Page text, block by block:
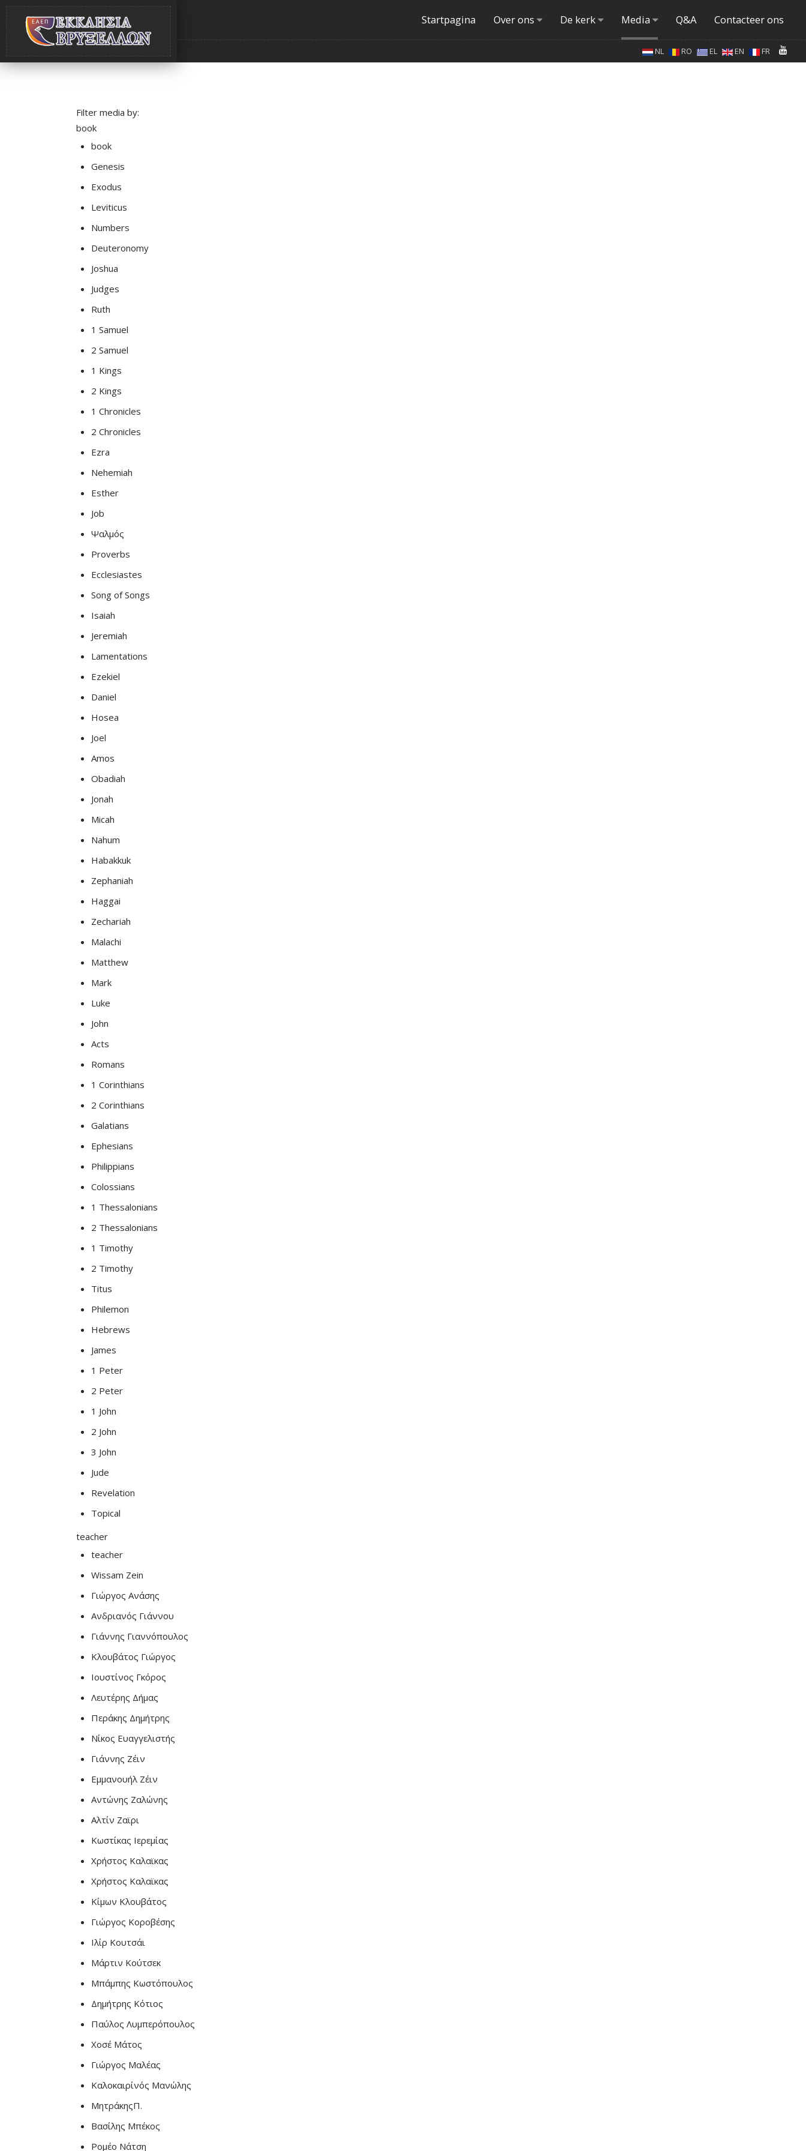
Startpagina Over ons De kerk Media Q&A Contacteer ons
NL RO EL EN FR
Filter media by:
book
book
Genesis
Exodus
Leviticus
Numbers
Deuteronomy
Joshua
Judges
Ruth
1 Samuel
2 Samuel
1 Kings
2 Kings
1 Chronicles
2 Chronicles
Ezra
Nehemiah
Esther
Job
Ψαλμός
Proverbs
Ecclesiastes
Song of Songs
Isaiah
Jeremiah
Lamentations
Ezekiel
Daniel
Hosea
Joel
Amos
Obadiah
Jonah
Micah
Nahum
Habakkuk
Zephaniah
Haggai
Zechariah
Malachi
Matthew
Mark
Luke
John
Acts
Romans
1 Corinthians
2 Corinthians
Galatians
Ephesians
Philippians
Colossians
1 Thessalonians
2 Thessalonians
1 Timothy
2 Timothy
Titus
Philemon
Hebrews
James
1 Peter
2 Peter
1 John
2 John
3 John
Jude
Revelation
Topical
teacher
teacher
Wissam Zein
Γιώργος Ανάσης
Ανδριανός Γιάννου
Γιάννης Γιαννόπουλος
Κλουβάτος Γιώργος
Ιουστίνος Γκόρος
Λευτέρης Δήμας
Περάκης Δημήτρης
Νίκος Ευαγγελιστής
Γιάννης Ζέιν
Εμμανουήλ Ζέιν
Αντώνης Ζαλώνης
Αλτίν Ζαϊρι
Κωστίκας Ιερεμίας
Χρήστος Καλαϊκας
Χρήστος Καλαϊκας
Κίμων Κλουβάτος
Γιώργος Κοροβέσης
Ιλίρ Κουτσάι
Μάρτιν Κούτσεκ
Μπάμπης Κωστόπουλος
Δημήτρης Κότιος
Παύλος Λυμπερόπουλος
Χοσέ Μάτος
Γιώργος Μαλέας
Καλοκαιρίνός Μανώλης
ΜητράκηςΠ.
Βασίλης Μπέκος
Ρομέο Νάτση